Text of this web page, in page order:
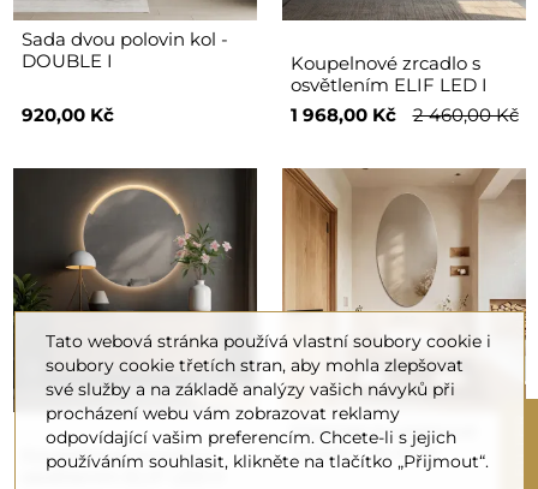
Sada dvou polovin kol -
DOUBLE I
920,00 Kč
Koupelnové zrcadlo s
osvětlením ELIF LED I
1 968,00 Kč
2 460,00 Kč
Koupelnové zrcadlo s
osvětlením ELIF LED II
Eliptické koupelnové
zrcadlo - ELIPSA
Tato webová stránka používá vlastní soubory cookie i
soubory cookie třetích stran, aby mohla zlepšovat
své služby a na základě analýzy vašich návyků při
procházení webu vám zobrazovat reklamy
odpovídající vašim preferencím. Chcete-li s jejich
používáním souhlasit, klikněte na tlačítko „Přijmout“.